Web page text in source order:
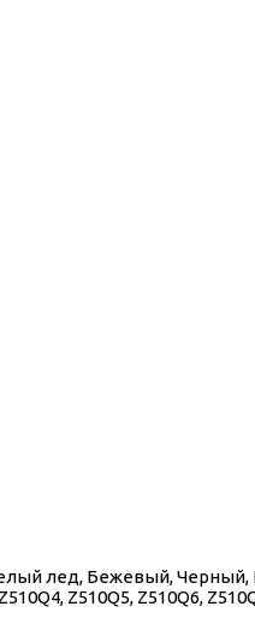
лед, Бежевый,
Z510Q5, Z510Q6,